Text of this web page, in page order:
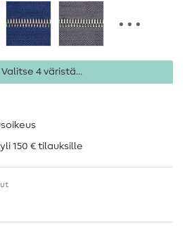
Valitse 4 väristä...
150 € tilauksille